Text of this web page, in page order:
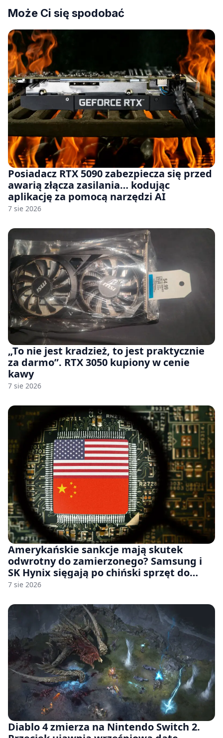
Może Ci się spodobać
Posiadacz RTX 5090 zabezpiecza się przed
awarią złącza zasilania… kodując
aplikację za pomocą narzędzi AI
7 sie 2026
„To nie jest kradzież, to jest praktycznie
za darmo”. RTX 3050 kupiony w cenie
kawy
7 sie 2026
Amerykańskie sankcje mają skutek
odwrotny do zamierzonego? Samsung i
SK Hynix sięgają po chiński sprzęt do
fabryk chipów
7 sie 2026
Diablo 4 zmierza na Nintendo Switch 2.